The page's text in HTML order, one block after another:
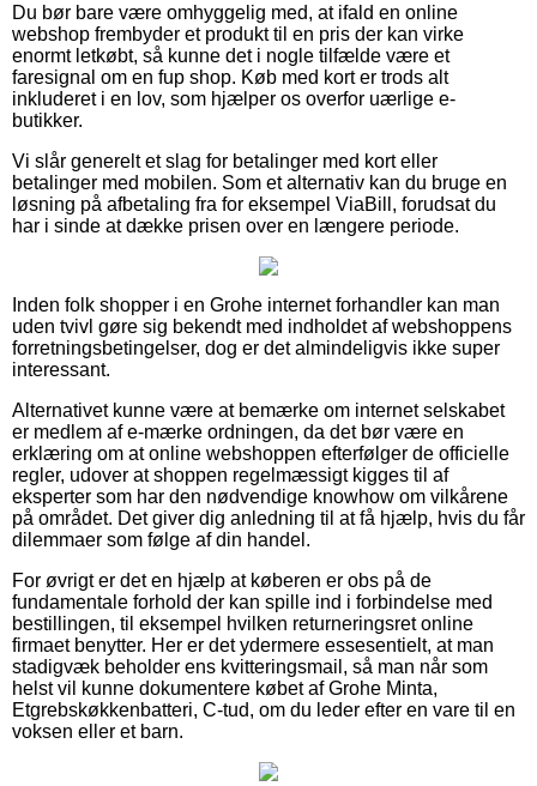
Du bør bare være omhyggelig med, at ifald en online
webshop frembyder et produkt til en pris der kan virke
enormt letkøbt, så kunne det i nogle tilfælde være et
faresignal om en fup shop. Køb med kort er trods alt
inkluderet i en lov, som hjælper os overfor uærlige e-
butikker.
Vi slår generelt et slag for betalinger med kort eller
betalinger med mobilen. Som et alternativ kan du bruge en
løsning på afbetaling fra for eksempel ViaBill, forudsat du
har i sinde at dække prisen over en længere periode.
Inden folk shopper i en Grohe internet forhandler kan man
uden tvivl gøre sig bekendt med indholdet af webshoppens
forretningsbetingelser, dog er det almindeligvis ikke super
interessant.
Alternativet kunne være at bemærke om internet selskabet
er medlem af e-mærke ordningen, da det bør være en
erklæring om at online webshoppen efterfølger de officielle
regler, udover at shoppen regelmæssigt kigges til af
eksperter som har den nødvendige knowhow om vilkårene
på området. Det giver dig anledning til at få hjælp, hvis du får
dilemmaer som følge af din handel.
For øvrigt er det en hjælp at køberen er obs på de
fundamentale forhold der kan spille ind i forbindelse med
bestillingen, til eksempel hvilken returneringsret online
firmaet benytter. Her er det ydermere essesentielt, at man
stadigvæk beholder ens kvitteringsmail, så man når som
helst vil kunne dokumentere købet af Grohe Minta,
Etgrebskøkkenbatteri, C-tud, om du leder efter en vare til en
voksen eller et barn.